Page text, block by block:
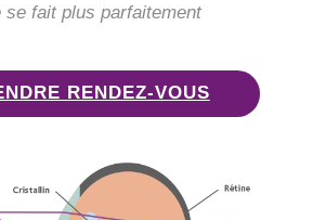
se fait plus parfaitement
RENDEZ-VOUS